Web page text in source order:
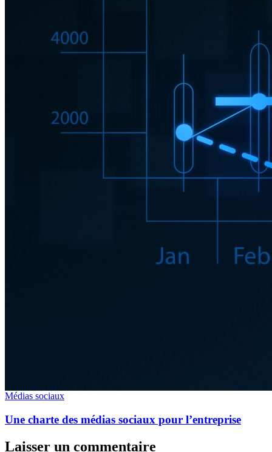
Médias sociaux
Une charte des médias sociaux pour l’entreprise
Laisser un commentaire